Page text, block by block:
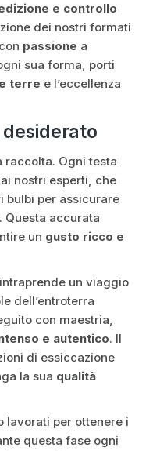
e controllo
dei nostri formati
passione a
sua forma, porti
terre e l’eccellenza
raccolta. Ogni testa
nostri esperti, che
bulbi per assicurare
Questa accurata
un gusto ricco e
un viaggio
dell’entroterra
con maestria,
e autentico. Il
di essiccazione
la sua qualità
lavorati per ottenere i
questa fase ogni